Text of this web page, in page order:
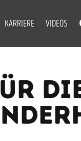
KARRIERE VIDEOS